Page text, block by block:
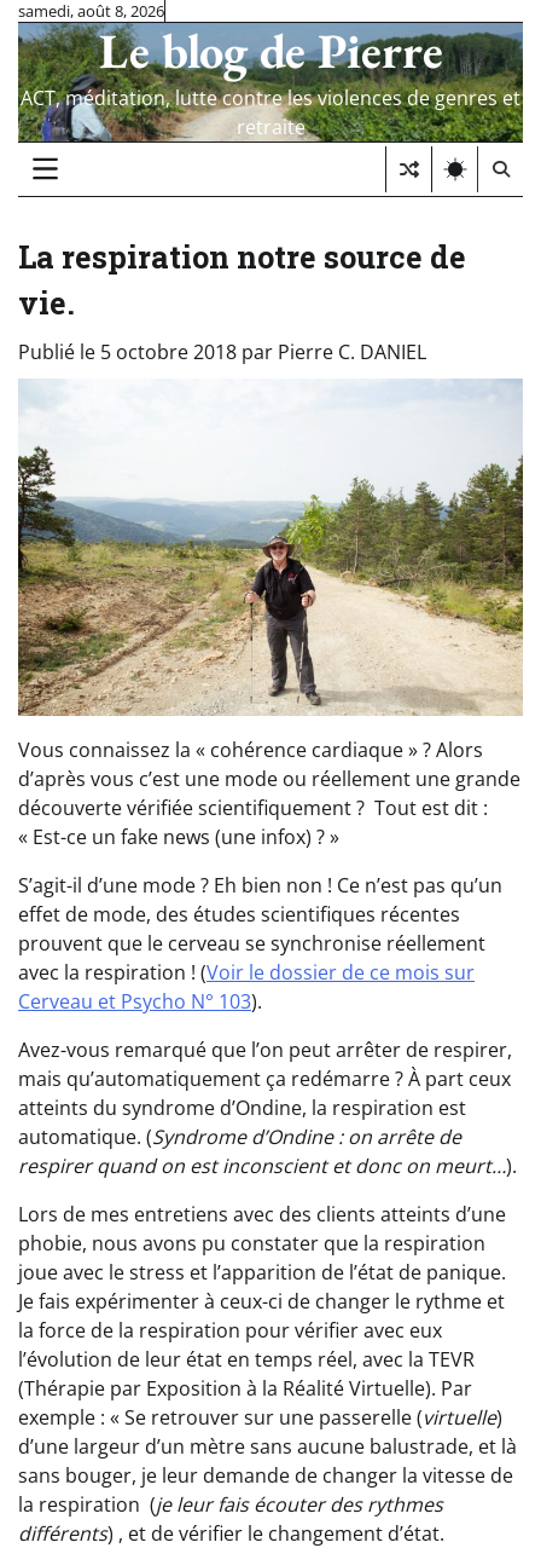
Skip
content
samedi, août 8, 2026
Le blog de Pierre
ACT, méditation, lutte contre les violences de genres et
retraite
La respiration notre source de
vie.
Publié le 5 octobre 2018 par Pierre C. DANIEL
Vous connaissez la « cohérence cardiaque » ? Alors
d’après vous c’est une mode ou réellement une grande
découverte vérifiée scientifiquement ? Tout est dit :
« Est-ce un fake news (une infox) ? »
S’agit-il d’une mode ? Eh bien non ! Ce n’est pas qu’un
effet de mode, des études scientifiques récentes
prouvent que le cerveau se synchronise réellement
avec la respiration ! (Voir le dossier de ce mois sur
Cerveau et Psycho N° 103).
Avez-vous remarqué que l’on peut arrêter de respirer,
mais qu’automatiquement ça redémarre ? À part ceux
atteints du syndrome d’Ondine, la respiration est
automatique. (Syndrome d’Ondine : on arrête de
respirer quand on est inconscient et donc on meurt…).
Lors de mes entretiens avec des clients atteints d’une
phobie, nous avons pu constater que la respiration
joue avec le stress et l’apparition de l’état de panique.
Je fais expérimenter à ceux-ci de changer le rythme et
la force de la respiration pour vérifier avec eux
l’évolution de leur état en temps réel, avec la TEVR
(Thérapie par Exposition à la Réalité Virtuelle). Par
exemple : « Se retrouver sur une passerelle (virtuelle)
d’une largeur d’un mètre sans aucune balustrade, et là
sans bouger, je leur demande de changer la vitesse de
la respiration (je leur fais écouter des rythmes
différents) , et de vérifier le changement d’état.